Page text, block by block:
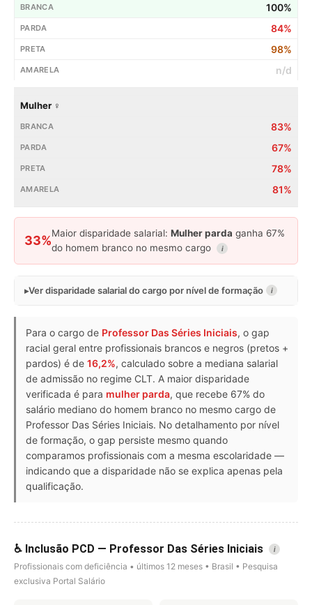
100%
84%
98%
n/d
Mulher ♀
83%
67%
78%
81%
33%
Maior disparidade salarial: Mulher parda ganha 67%
do homem branco no mesmo cargo
i
Ver disparidade salarial do cargo por nível de formação i
Para o cargo de Professor Das Séries Iniciais, o gap
racial geral entre profissionais brancos e negros (pretos +
pardos) é de 16,2%, calculado sobre a mediana salarial
de admissão no regime CLT. A maior disparidade
verificada é para mulher parda, que recebe 67% do
salário mediano do homem branco no mesmo cargo de
Professor Das Séries Iniciais. No detalhamento por nível
de formação, o gap persiste mesmo quando
comparamos profissionais com a mesma escolaridade —
indicando que a disparidade não se explica apenas pela
qualificação.
♿ Inclusão PCD — Professor Das Séries Iniciais i
Profissionais com deficiência • últimos 12 meses • Brasil • Pesquisa
exclusiva Portal Salário